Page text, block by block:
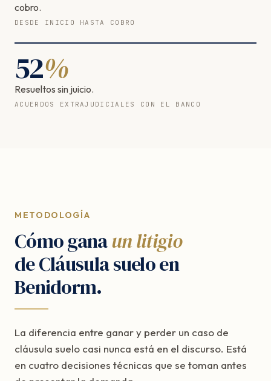
cobro.
DESDE INICIO HASTA COBRO
52%
Resueltos sin juicio.
ACUERDOS EXTRAJUDICIALES CON EL BANCO
METODOLOGÍA
Cómo ganaun litigio
de Cláusula suelo en
Benidorm.
La diferencia entre ganar y perder un caso de
cláusula suelo casi nunca está en el discurso. Está
en cuatro decisiones técnicas que se toman antes